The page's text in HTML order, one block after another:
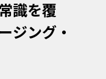
識を覆
ジング・